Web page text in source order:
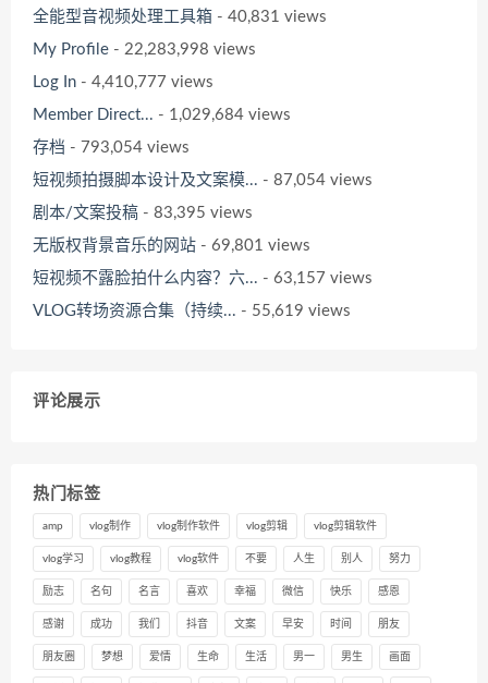
全能型音视频处理工具箱 - 40,831 views
My Profile - 22,283,998 views
Log In - 4,410,777 views
Member Direct... - 1,029,684 views
存档 - 793,054 views
短视频拍摄脚本设计及文案模... - 87,054 views
剧本/文案投稿 - 83,395 views
无版权背景音乐的网站 - 69,801 views
短视频不露脸拍什么内容？六... - 63,157 views
VLOG转场资源合集（持续... - 55,619 views
评论展示
热门标签
amp vlog制作 vlog制作软件 vlog剪辑 vlog剪辑软件
vlog学习 vlog教程 vlog软件 不要 人生 别人 努力
励志 名句 名言 喜欢 幸福 微信 快乐 感恩
感谢 成功 我们 抖音 文案 早安 时间 朋友
朋友圈 梦想 爱情 生命 生活 男一 男生 画面